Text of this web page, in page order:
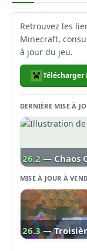
Retrouvez les
Minecraft,
à jour du jeu.
DERNIÈRE MISE À
26.2 — Chaos
MISE À JOUR À
26.3 —